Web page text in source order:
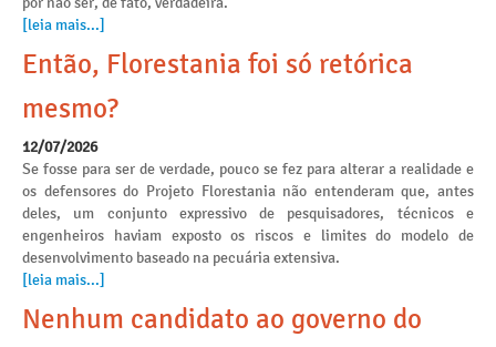
[leia mais...]
Então, Florestania foi só retórica
mesmo?
12/07/2026
Se fosse para ser de verdade, pouco se fez para alterar a realidade e
os defensores do Projeto Florestania não entenderam que, antes
deles, um conjunto expressivo de pesquisadores, técnicos e
engenheiros haviam exposto os riscos e limites do modelo de
desenvolvimento baseado na pecuária extensiva.
[leia mais...]
Nenhum candidato ao governo do